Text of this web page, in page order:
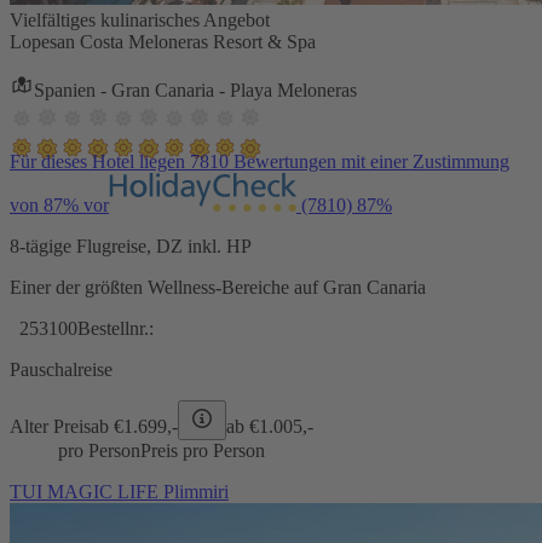
Vielfältiges kulinarisches Angebot
Lopesan Costa Meloneras Resort & Spa
Spanien - Gran Canaria - Playa Meloneras
Für dieses Hotel liegen 7810 Bewertungen mit einer Zustimmung
von 87% vor (7810) 87%
8-tägige Flugreise, DZ inkl. HP
Einer der größten Wellness-Bereiche auf Gran Canaria
253100Bestellnr.:
Pauschalreise
Alter Preisab €1.699,- ab €1.005,-
pro PersonPreis pro Person
TUI MAGIC LIFE Plimmiri